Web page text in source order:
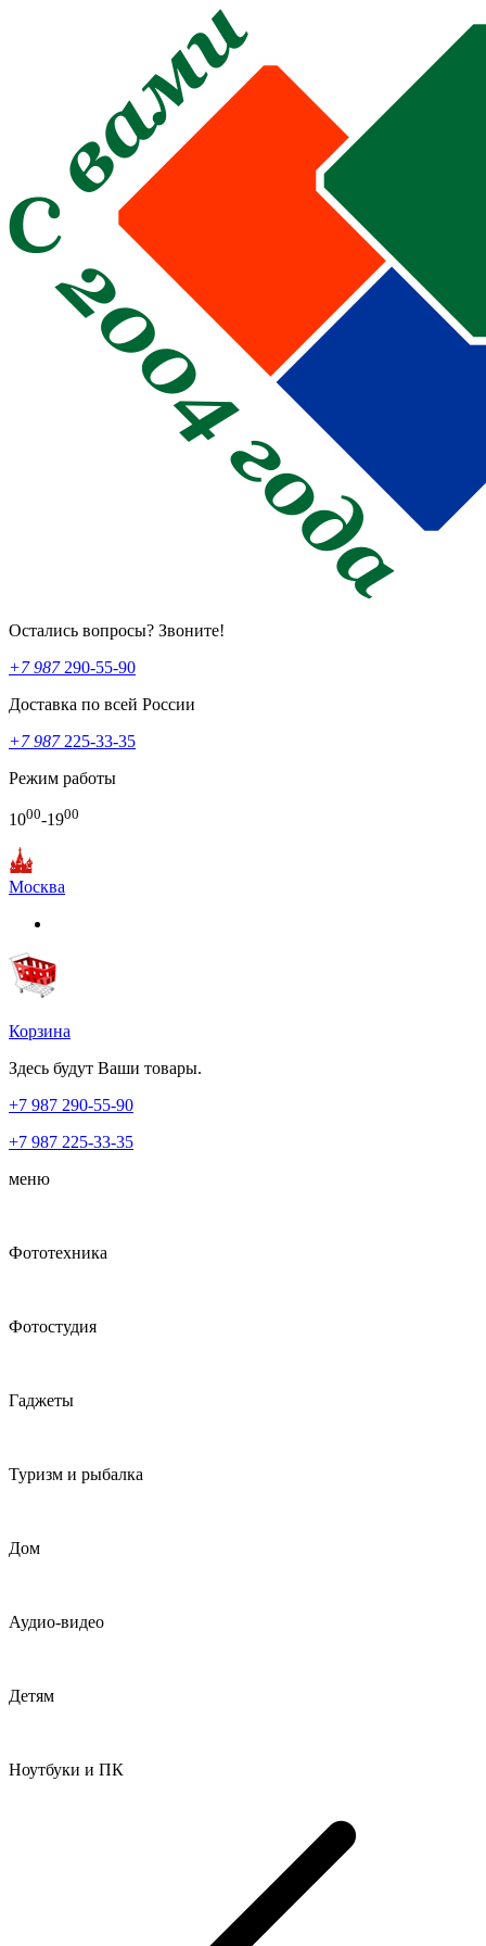
Остались вопросы? Звоните!
+7 987290-55-90
Доставка по всей России
+7 987225-33-35
Режим работы
1000-1900
Москва
Корзина
Здесь будут Ваши товары.
+7 987 290-55-90
+7 987 225-33-35
меню
Фототехника
Фотостудия
Гаджеты
Туризм и рыбалка
Дом
Аудио-видео
Детям
Ноутбуки и ПК